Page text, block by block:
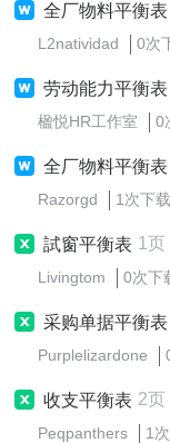
全厂物料平衡表
L2natividad 0次
劳动能力平衡表
楹悦HR工作室 0
全厂物料平衡表
Razorgd 1次下载
試窗平衡表 1页
Livingtom 0次下
采购单据平衡表
Purplelizardone
收支平衡表 2页
Peqpanthers 1